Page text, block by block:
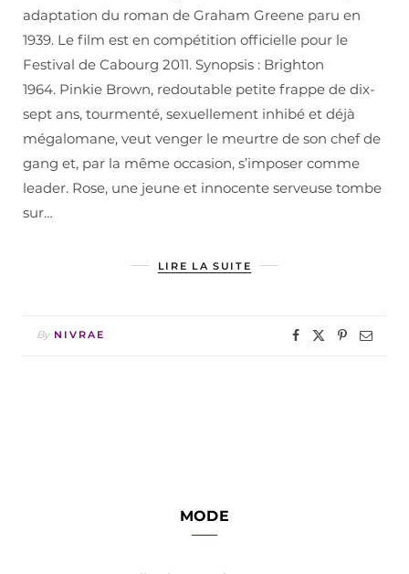
adaptation du roman de Graham Greene paru en
1939. Le film est en compétition officielle pour le
Festival de Cabourg 2011. Synopsis : Brighton
1964. Pinkie Brown, redoutable petite frappe de dix-
sept ans, tourmenté, sexuellement inhibé et déjà
mégalomane, veut venger le meurtre de son chef de
gang et, par la même occasion, s’imposer comme
leader. Rose, une jeune et innocente serveuse tombe
sur…
LIRE LA SUITE
By NIVRAE
MODE